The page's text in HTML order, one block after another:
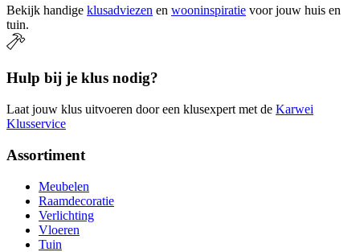
Bekijk handige klusadviezen en wooninspiratie voor jouw huis en
tuin.
Hulp bij je klus nodig?
Laat jouw klus uitvoeren door een klusexpert met de Karwei
Klusservice
Assortiment
Meubelen
Raamdecoratie
Verlichting
Vloeren
Tuin